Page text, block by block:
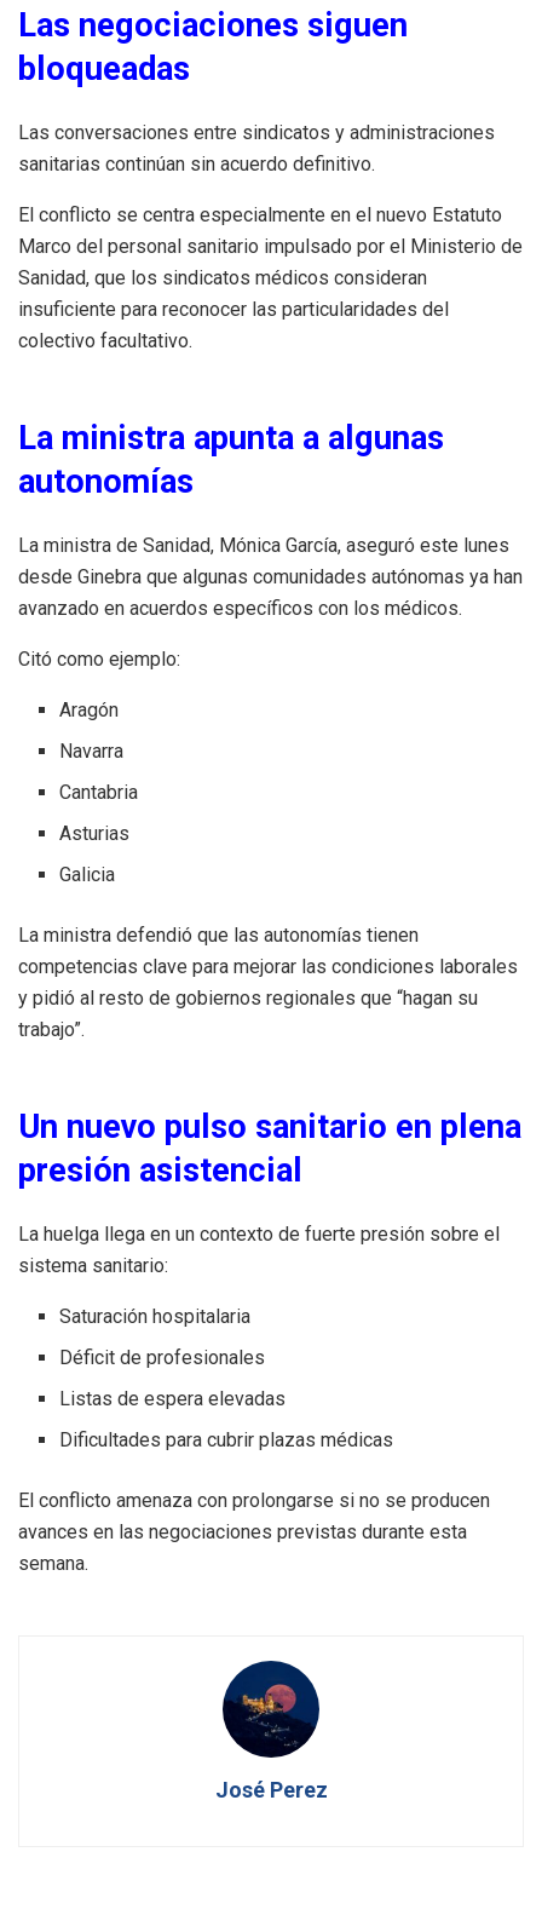
Las negociaciones siguen
bloqueadas
Las conversaciones entre sindicatos y administraciones
sanitarias continúan sin acuerdo definitivo.
El conflicto se centra especialmente en el nuevo Estatuto
Marco del personal sanitario impulsado por el Ministerio de
Sanidad, que los sindicatos médicos consideran
insuficiente para reconocer las particularidades del
colectivo facultativo.
La ministra apunta a algunas
autonomías
La ministra de Sanidad, Mónica García, aseguró este lunes
desde Ginebra que algunas comunidades autónomas ya han
avanzado en acuerdos específicos con los médicos.
Citó como ejemplo:
Aragón
Navarra
Cantabria
Asturias
Galicia
La ministra defendió que las autonomías tienen
competencias clave para mejorar las condiciones laborales
y pidió al resto de gobiernos regionales que “hagan su
trabajo”.
Un nuevo pulso sanitario en plena
presión asistencial
La huelga llega en un contexto de fuerte presión sobre el
sistema sanitario:
Saturación hospitalaria
Déficit de profesionales
Listas de espera elevadas
Dificultades para cubrir plazas médicas
El conflicto amenaza con prolongarse si no se producen
avances en las negociaciones previstas durante esta
semana.
José Perez